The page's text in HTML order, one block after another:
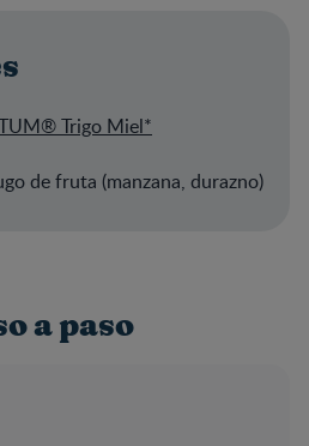
Trigo Miel*
de fruta (manzana, durazno)
a paso